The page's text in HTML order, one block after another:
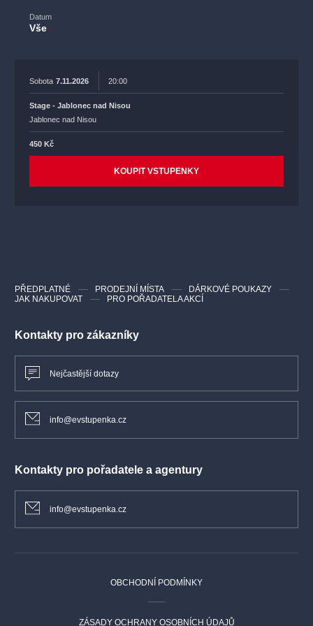
Datum
Vše
Sobota 7.11.2026 20:00
Stage - Jablonec nad Nisou
Jablonec nad Nisou
450 Kč
KOUPIT VSTUPENKY
Kontakty pro zákazníky
Nejčastější dotazy
info@evstupenka.cz
Kontakty pro pořadatele a agentury
info@evstupenka.cz
PŘEDPLATNÉ PRODEJNÍ MÍSTA
DÁRKOVÉ POUKAZY
JAK NAKUPOVAT
PRO POŘADATELA AKCÍ
OBCHODNÍ PODMÍNKY
ZÁSADY OCHRANY OSOBNÍCH ÚDAJŮ